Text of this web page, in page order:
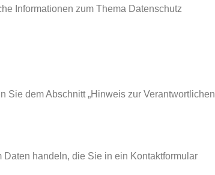
Informationen zum Thema Datenschutz
Sie dem Abschnitt „Hinweis zur Verantwortlichen
handeln, die Sie in ein Kontaktformular